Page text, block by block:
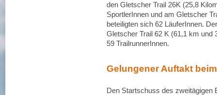
den Gletscher Trail 26K (25,8
SportlerInnen und am Gletscher
beteiligten sich 62 LäuferInnen.
Gletscher Trail 62 K (61,1 km und
59 TrailrunnerInnen.
Gelungener Auftakt
Den Startschuss des zweitägigen